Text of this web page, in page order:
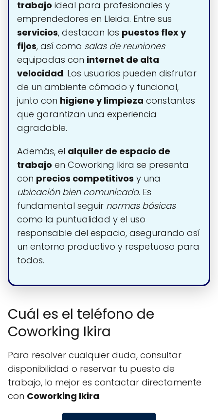
trabajo ideal para profesionales y
emprendedores en Lleida. Entre sus
servicios, destacan los puestos flex y
fijos, así como salas de reuniones
equipadas con internet de alta
velocidad. Los usuarios pueden disfrutar
de un ambiente cómodo y funcional,
junto con higiene y limpieza constantes
que garantizan una experiencia
agradable.
Además, el alquiler de espacio de
trabajo en Coworking Ikira se presenta
con precios competitivos y una
ubicación bien comunicada. Es
fundamental seguir normas básicas
como la puntualidad y el uso
responsable del espacio, asegurando así
un entorno productivo y respetuoso para
todos.
Cuál es el teléfono de
Coworking Ikira
Para resolver cualquier duda, consultar
disponibilidad o reservar tu puesto de
trabajo, lo mejor es contactar directamente
con Coworking Ikira.